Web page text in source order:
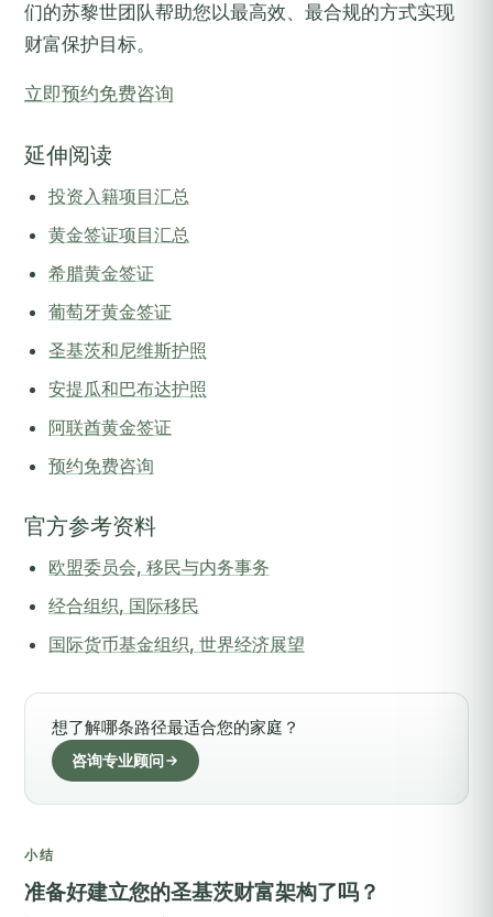
们的苏黎世团队帮助您以最高效、最合规的方式实现
财富保护目标。
立即预约免费咨询
延伸阅读
投资入籍项目汇总
黄金签证项目汇总
希腊黄金签证
葡萄牙黄金签证
圣基茨和尼维斯护照
安提瓜和巴布达护照
阿联酋黄金签证
预约免费咨询
官方参考资料
欧盟委员会, 移民与内务事务
经合组织, 国际移民
国际货币基金组织, 世界经济展望
想了解哪条路径最适合您的家庭？
咨询专业顾问
小结
准备好建立您的圣基茨财富架构了吗？